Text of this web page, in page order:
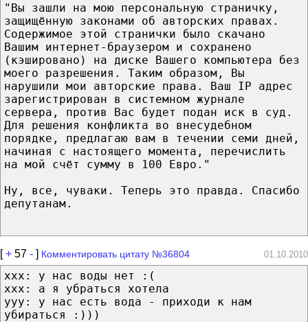
"Вы зашли на мою персональную страничку,
защищённую законами об авторских правах.
Содержимое этой странички было скачано
Вашим интернет-браузером и сохранено
(кэшировано) на диске Вашего компьютера без
моего разрешения. Таким образом, Вы
нарушили мои авторские права. Ваш IP адрес
зарегистрирован в системном журнале
сервера, против Вас будет подан иск в суд.
Для решения конфликта во внесудебном
порядке, предлагаю вам в течении семи дней,
начиная с настоящего момента, перечислить
на мой счёт сумму в 100 Евро."
Ну, все, чуваки. Теперь это правда. Спасибо
депутанам.
[+ 57 - ] Комментировать цитату №36804 01.10.2010
ххх: у нас воды нет :(
ххх: а я убраться хотела
ууу: у нас есть вода - приходи к нам
убираться :)))